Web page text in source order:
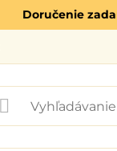
Doručenie